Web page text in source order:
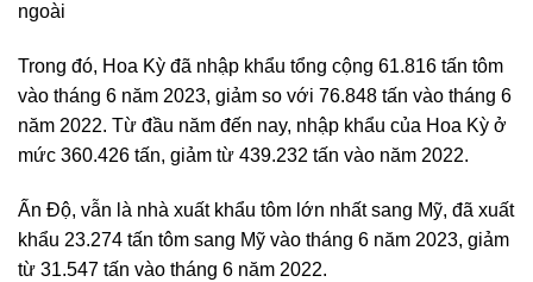
ngoài
Trong đó, Hoa Kỳ đã nhập khẩu tổng cộng 61.816 tấn tôm
vào tháng 6 năm 2023, giảm so với 76.848 tấn vào tháng 6
năm 2022. Từ đầu năm đến nay, nhập khẩu của Hoa Kỳ ở
mức 360.426 tấn, giảm từ 439.232 tấn vào năm 2022.
Ấn Độ, vẫn là nhà xuất khẩu tôm lớn nhất sang Mỹ, đã xuất
khẩu 23.274 tấn tôm sang Mỹ vào tháng 6 năm 2023, giảm
từ 31.547 tấn vào tháng 6 năm 2022.